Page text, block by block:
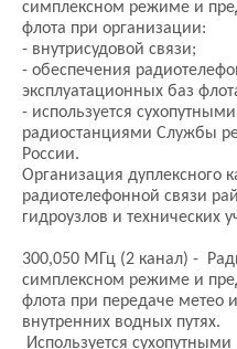
симплексном режиме и
флота при организации:
- внутрисудовой связи;
- обеспечения
эксплуатационных баз
- используется
радиостанциями Службы
России.
Организация дуплексного
радиотелефонной связи
гидроузлов и технических
300,050 МГц (2 канал) -
симплексном режиме и
флота при передаче метео
внутренних водных путях.
Используется